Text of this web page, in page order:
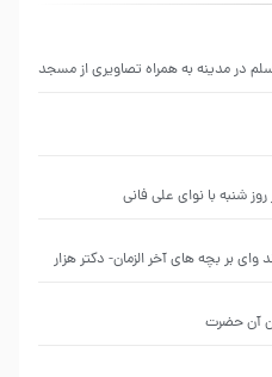
سلم در مدینه به همراه تصاویری از مسجد
روز شنبه با نوای علی فانی
وای بر بچه های آخر الزمان- دکتر هزار
آن حضرت